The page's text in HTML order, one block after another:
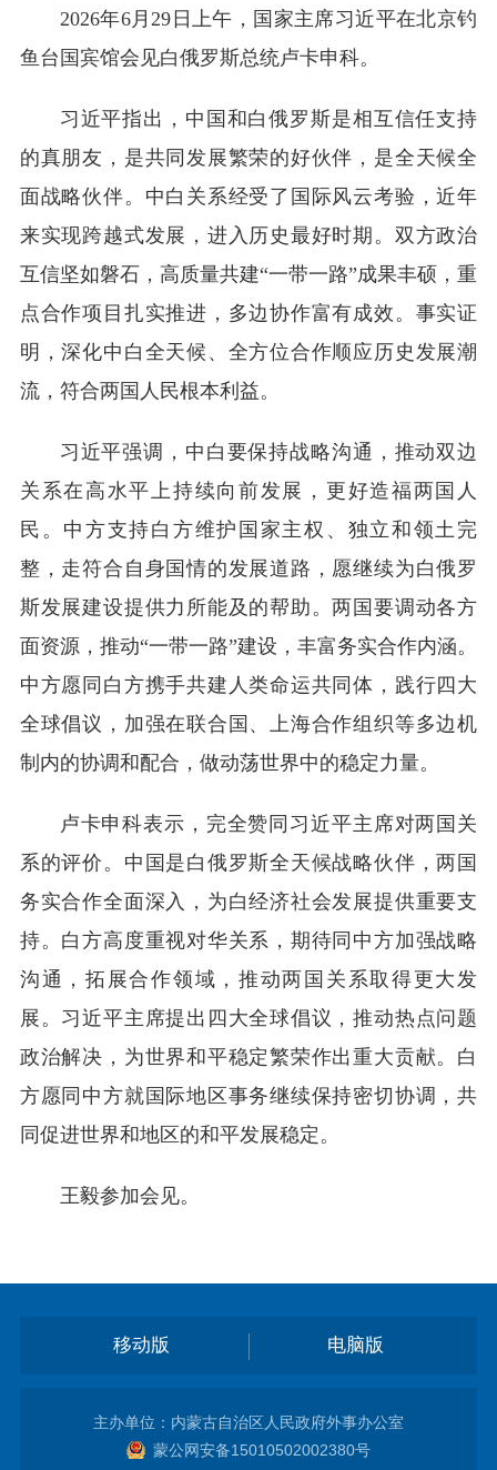
2026年6月29日上午，国家主席习近平在北京钓
鱼台国宾馆会见白俄罗斯总统卢卡申科。
习近平指出，中国和白俄罗斯是相互信任支持
的真朋友，是共同发展繁荣的好伙伴，是全天候全
面战略伙伴。中白关系经受了国际风云考验，近年
来实现跨越式发展，进入历史最好时期。双方政治
互信坚如磐石，高质量共建“一带一路”成果丰硕，重
点合作项目扎实推进，多边协作富有成效。事实证
明，深化中白全天候、全方位合作顺应历史发展潮
流，符合两国人民根本利益。
习近平强调，中白要保持战略沟通，推动双边
关系在高水平上持续向前发展，更好造福两国人
民。中方支持白方维护国家主权、独立和领土完
整，走符合自身国情的发展道路，愿继续为白俄罗
斯发展建设提供力所能及的帮助。两国要调动各方
面资源，推动“一带一路”建设，丰富务实合作内涵。
中方愿同白方携手共建人类命运共同体，践行四大
全球倡议，加强在联合国、上海合作组织等多边机
制内的协调和配合，做动荡世界中的稳定力量。
卢卡申科表示，完全赞同习近平主席对两国关
系的评价。中国是白俄罗斯全天候战略伙伴，两国
务实合作全面深入，为白经济社会发展提供重要支
持。白方高度重视对华关系，期待同中方加强战略
沟通，拓展合作领域，推动两国关系取得更大发
展。习近平主席提出四大全球倡议，推动热点问题
政治解决，为世界和平稳定繁荣作出重大贡献。白
方愿同中方就国际地区事务继续保持密切协调，共
同促进世界和地区的和平发展稳定。
王毅参加会见。
移动版 电脑版
主办单位：内蒙古自治区人民政府外事办公室
蒙公网安备15010502002380号